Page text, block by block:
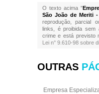
O texto acima "
São João de Meriti -
reprodução, parcial
links, é proibida sem
crime e está previsto
Lei n° 9.610-98 sobre
OUTRAS
Empresa